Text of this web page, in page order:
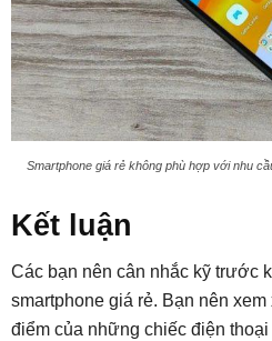
Smartphone giá rẻ không phù hợp với nhu
Kết luận
Các bạn nên cân nhắc kỹ trước
smartphone giá rẻ. Bạn nên
điểm của những chiếc điện